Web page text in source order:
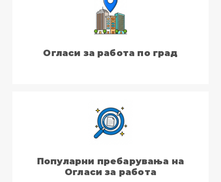
Огласи за работа по град
Популарни пребарувања на
Огласи за работа